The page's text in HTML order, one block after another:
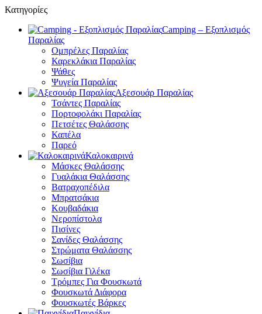
Κατηγορίες
Camping – Εξοπλισμός
Παραλίας
Ομπρέλες Παραλίας
Καρεκλάκια Παραλίας
Ψάθες
Ψυγεία Παραλίας
Αξεσουάρ Παραλίας
Τσάντες Παραλίας
Πορτοφολάκι Παραλίας
Πετσέτες Θαλάσσης
Καπέλα
Παρεό
Καλοκαιρινά
Μάσκες Θαλάσσης
Γυαλάκια Θαλάσσης
Βατραχοπέδιλα
Μπρατσάκια
Κουβαδάκια
Νεροπίστολα
Πισίνες
Σανίδες Θαλάσσης
Στρώματα Θαλάσσης
Σωσίβια
Σωσίβια Γιλέκα
Τρόμπες Για Φουσκωτά
Φουσκωτά Διάφορα
Φουσκωτές Βάρκες